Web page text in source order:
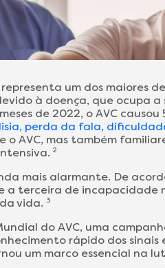
um dos maiores
à doença, que ocupa
de 2022, o AVC
perda da fala,
AVC, mas também
2
mais alarmante. De
a terceira de
vida. 3
do AVC, uma
rápido dos
um marco essencial na